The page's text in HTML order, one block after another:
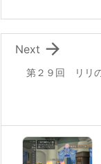
第２９回 リリ

Next